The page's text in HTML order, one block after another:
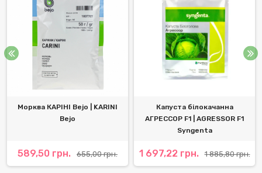
Морква КАРІНІ Bejo | KARINI
Bejo
589,50 грн. 655,00 грн.
Капуста білокачанна
АГРЕССОР F1 | AGRESSOR F1
Syngenta
1 697,22 грн. 1 885,80 грн.